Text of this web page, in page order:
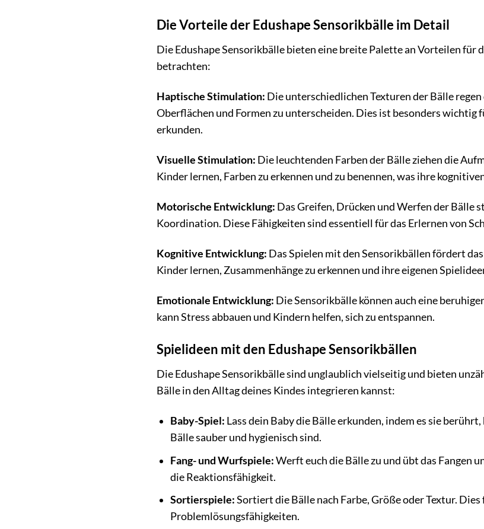
Die Vorteile der Edushape Sensorikbälle im Detail
Die Edushape Sensorikbälle bieten eine breite Palette an Vorteilen für
betrachten:
Haptische Stimulation: Die unterschiedlichen Texturen der Bälle
Oberflächen und Formen zu unterscheiden. Dies ist besonders
erkunden.
Visuelle Stimulation: Die leuchtenden Farben der Bälle ziehen die
Kinder lernen, Farben zu erkennen und zu benennen, was ihre
Motorische Entwicklung: Das Greifen, Drücken und Werfen der Bälle
Koordination. Diese Fähigkeiten sind essentiell für das Erlernen von
Kognitive Entwicklung: Das Spielen mit den Sensorikbällen fördert
Kinder lernen, Zusammenhänge zu erkennen und ihre eigenen
Emotionale Entwicklung: Die Sensorikbälle können auch eine
kann Stress abbauen und Kindern helfen, sich zu entspannen.
Spielideen mit den Edushape Sensorikbällen
Die Edushape Sensorikbälle sind unglaublich vielseitig und bieten
Bälle in den Alltag deines Kindes integrieren kannst:
Baby-Spiel: Lass dein Baby die Bälle erkunden, indem es sie
Bälle sauber und hygienisch sind.
Fang- und Wurfspiele:Werft euch die Bälle zu und übt das Fangen
die Reaktionsfähigkeit.
Sortierspiele:Sortiert die Bälle nach Farbe, Größe oder Textur.
Problemlösungsfähigkeiten.